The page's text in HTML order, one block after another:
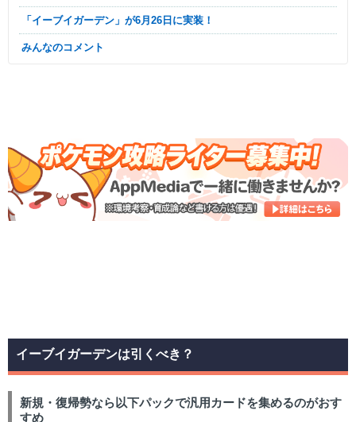
「イーブイガーデン」が6月26日に実装！
みんなのコメント
イーブイガーデンは引くべき？
新規・復帰勢なら以下パックで汎用カードを集めるのがおす
すめ